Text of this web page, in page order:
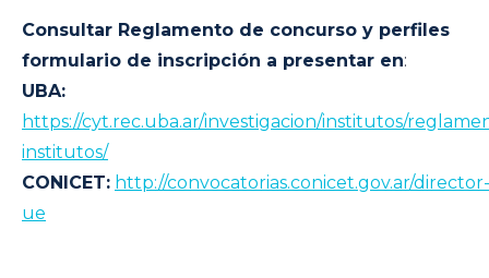
Consultar Reglamento de concurso y perfiles
formulario de inscripción a presentar en:
UBA:
https://cyt.rec.uba.ar/investigacion/institutos/
institutos/
CONICET: http://convocatorias.conicet.gov.ar/director-
ue